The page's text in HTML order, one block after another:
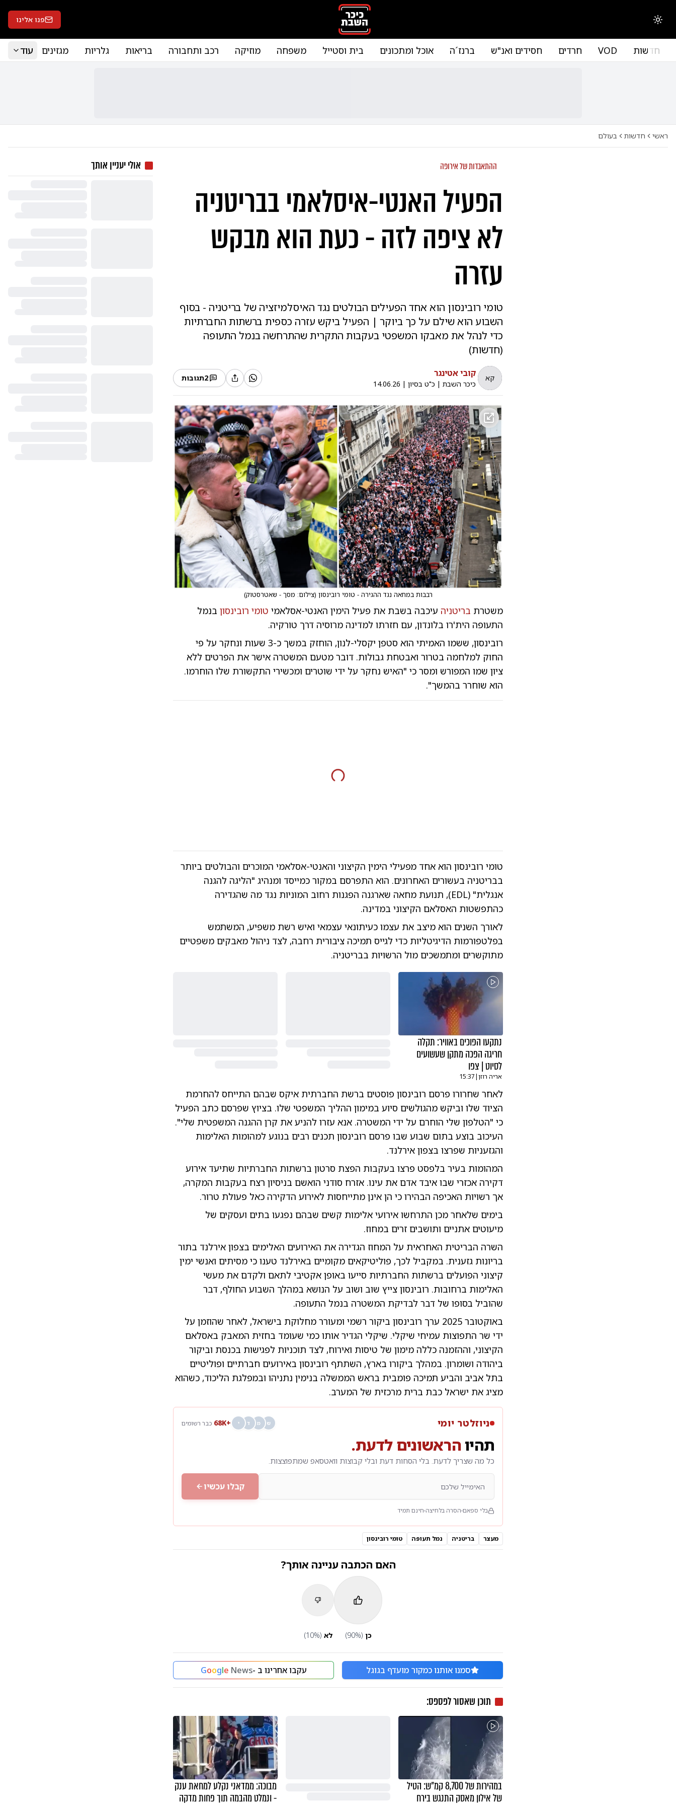
החלפת מצב תצוגה פנו אלינו
חדשות VOD חרדים חסידים ואנ"ש ברנז´ה אוכל ומתכונים בית וסטייל משפחה מוזיקה רכב ותחבורה בריאות גלריות מגזינים עוד
ראשי חדשות בעולם
ההתאבדות של אירופה
הפעיל האנטי-איסלאמי בבריטניה
לא ציפה לזה - כעת הוא מבקש
עזרה
טומי רובינסון הוא אחד הפעילים הבולטים נגד האיסלמיזציה של בריטניה - בסוף
השבוע הוא שילם על כך ביוקר | הפעיל ביקש עזרה כספית ברשתות החברתיות
כדי לנהל את מאבקו המשפטי בעקבות התקרית שהתרחשה בנמל התעופה
(חדשות)
קא קובי אטינגר
כיכר השבת| כ"ט בסיון |
14.06.26
2תגובות
רבבות במחאה נגד ההגירה - טומי רובינסון (צילום: מסך - שאטרסטוק)
משטרת בריטניהעיכבה בשבת את פעיל הימין האנטי-אסלאמי טומי רובינסוןבנמל
התעופה הית'רו בלונדון, עם חזרתו למדינה מרוסיה דרך טורקיה.
רובינסון, ששמו האמיתי הוא סטפן יקסלי-לנון, הוחזק במשך כ-3 שעות ונחקר על פי
החוק למלחמה בטרור ואבטחת גבולות. דובר מטעם המשטרה אישר את הפרטים ללא
ציון שמו המפורש ומסר כי "האיש נחקר על ידי שוטרים ומכשירי התקשורת שלו הוחרמו.
הוא שוחרר בהמשך".
טומי רובינסון הוא אחד מפעילי הימין הקיצוני והאנטי-אסלאמי המוכרים והבולטים ביותר
בבריטניה בעשורים האחרונים. הוא התפרסם במקור כמייסד ומנהיג "הליגה להגנה
אנגלית" (EDL), תנועת מחאה שארגנה הפגנות רחוב המוניות נגד מה שהגדירה
כהתפשטות האסלאם הקיצוני במדינה.
לאורך השנים הוא מיצב את עצמו כעיתונאי עצמאי ואיש רשת משפיע, המשתמש
בפלטפורמות הדיגיטליות כדי לגייס תמיכה ציבורית רחבה, לצד ניהול מאבקים משפטיים
מתוקשרים ומתמשכים מול הרשויות בבריטניה.
נתקעו הפוכים באוויר: תקלה
חריגה הפכה מתקן שעשועים
לסיוט | צפו
אריה רוזן|
15:37
לאחר שחרורו פרסם רובינסון פוסטים ברשת החברתית איקס שבהם התייחס להחרמת
הציוד שלו וביקש מהגולשים סיוע במימון ההליך המשפטי שלו. בציוץ שפרסם כתב הפעיל
כי "הטלפון שלי הוחרם על ידי המשטרה. אנא עזרו להניע את קרן ההגנה המשפטית שלי".
העיכוב בוצע בתום שבוע שבו פרסם רובינסון תכנים רבים בנוגע למהומות האלימות
והגזעניות שפרצו בצפון אירלנד.
המהומות בעיר בלפסט פרצו בעקבות הפצת סרטון ברשתות החברתיות שתיעד אירוע
דקירה אכזרי שבו איבד אדם את עינו. אזרח סודני הואשם בניסיון רצח בעקבות המקרה,
אך רשויות האכיפה הבהירו כי הן אינן מתייחסות לאירוע הדקירה כאל פעולת טרור.
בימים שלאחר מכן התרחשו אירועי אלימות קשים שבהם נפגעו בתים ועסקים של
מיעוטים אתניים ותושבים זרים במחוז.
השרה הבריטית האחראית על המחוז הגדירה את האירועים האלימים בצפון אירלנד בתור
בריונות גזענית. במקביל לכך, פוליטיקאים מקומיים באירלנד טענו כי מסיתים ואנשי ימין
קיצוני הפועלים ברשתות החברתיות סייעו באופן אקטיבי לתאם ולקדם את מעשי
האלימות ברחובות. רובינסון צייץ שוב ושוב על הנושא במהלך השבוע החולף, דבר
שהוביל בסופו של דבר לבדיקת המשטרה בנמל התעופה.
באוקטובר 2025 ערך רובינסון ביקור רשמי ומעורר מחלוקת בישראל, לאחר שהוזמן על
ידי שר התפוצות עמיחי שיקלי. שיקלי הגדיר אותו כמי שעומד בחזית המאבק באסלאם
הקיצוני, וההזמנה כללה מימון של טיסות ואירוח, לצד תוכניות לפגישות בכנסת וביקור
ביהודה ושומרון. במהלך ביקורו בארץ, השתתף רובינסון באירועים חברתיים ופוליטיים
בתל אביב והביע תמיכה פומבית בראש הממשלה בנימין נתניהו ובמפלגת הליכוד, כשהוא
מציג את ישראל כבת ברית מרכזית של המערב.
ניוזלטר יומי ש מ ד י +68K כבר רשומים
תהיוהראשונים לדעת.
כל מה שצריך לדעת. בלי הסחות דעת ובלי קבוצות וואטסאפ שמתפוצצות.
קבלו עכשיו
בלי ספאם הסרה בלחיצה חינם תמיד
מעצר בריטניה נמל תעופה טומי רובינסון
האם הכתבה עניינה אותך?
כן (
90%) לא (
10%)
סמנו אותנו כמקור מועדף בגוגל עקבו אחרינו ב - Google News
תוכן שאסור לפספס:
במהירות של 8,700 קמ"ש: הטיל
של אילון מאסק התנגש בירח
מבוכה: ממדאני נקלע למחאת ענק
- ונמלט מהבמה תוך פחות מדקה
אולי יעניין אותך